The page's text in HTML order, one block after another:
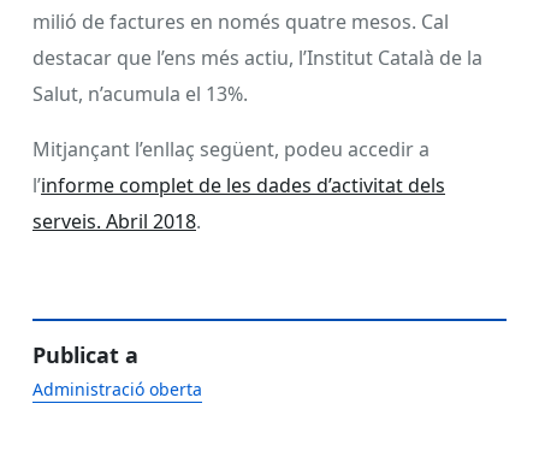
milió de factures en només quatre mesos. Cal
destacar que l’ens més actiu, l’Institut Català de la
Salut, n’acumula el 13%.
Mitjançant l’enllaç següent, podeu accedir a
l’informe complet de les dades d’activitat dels
serveis. Abril 2018.
Publicat a
Administració oberta